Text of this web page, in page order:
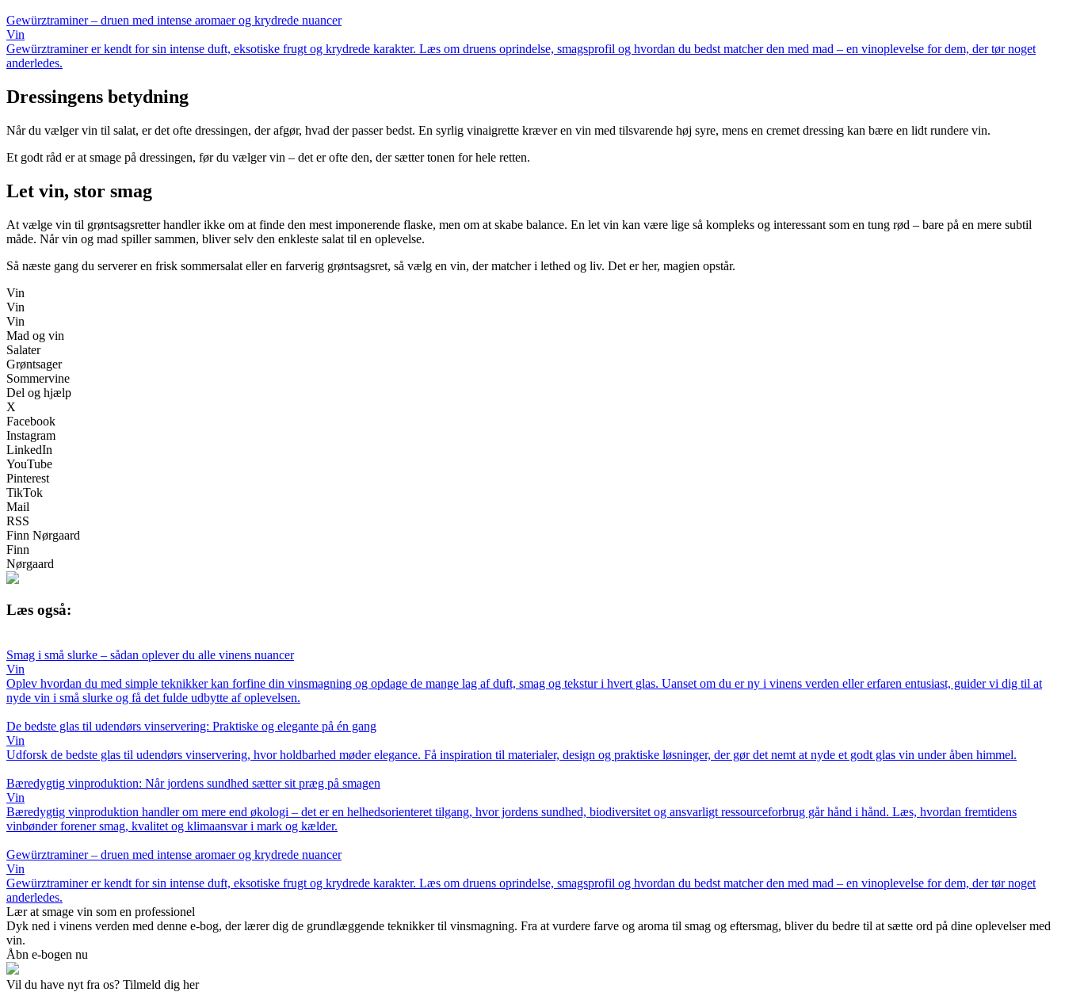
Gewürztraminer – druen med intense aromaer og krydrede nuancer
Vin
Gewürztraminer er kendt for sin intense duft, eksotiske frugt og krydrede karakter. Læs om druens oprindelse, smagsprofil og hvordan du bedst matcher den med mad – en vinoplevelse for dem, der tør noget
anderledes.
Dressingens betydning
Når du vælger vin til salat, er det ofte dressingen, der afgør, hvad der passer bedst. En syrlig vinaigrette kræver en vin med tilsvarende høj syre, mens en cremet dressing kan bære en lidt rundere vin.
Et godt råd er at smage på dressingen, før du vælger vin – det er ofte den, der sætter tonen for hele retten.
Let vin, stor smag
At vælge vin til grøntsagsretter handler ikke om at finde den mest imponerende flaske, men om at skabe balance. En let vin kan være lige så kompleks og interessant som en tung rød – bare på en mere subtil
måde. Når vin og mad spiller sammen, bliver selv den enkleste salat til en oplevelse.
Så næste gang du serverer en frisk sommersalat eller en farverig grøntsagsret, så vælg en vin, der matcher i lethed og liv. Det er her, magien opstår.
Vin
Vin
Vin
Mad og vin
Salater
Grøntsager
Sommervine
Del og hjælp
X
Facebook
Instagram
LinkedIn
YouTube
Pinterest
TikTok
Mail
RSS
Finn Nørgaard
Finn
Nørgaard
Læs også:
Smag i små slurke – sådan oplever du alle vinens nuancer
Vin
Oplev hvordan du med simple teknikker kan forfine din vinsmagning og opdage de mange lag af duft, smag og tekstur i hvert glas. Uanset om du er ny i vinens verden eller erfaren entusiast, guider vi dig til at
nyde vin i små slurke og få det fulde udbytte af oplevelsen.
De bedste glas til udendørs vinservering: Praktiske og elegante på én gang
Vin
Udforsk de bedste glas til udendørs vinservering, hvor holdbarhed møder elegance. Få inspiration til materialer, design og praktiske løsninger, der gør det nemt at nyde et godt glas vin under åben himmel.
Bæredygtig vinproduktion: Når jordens sundhed sætter sit præg på smagen
Vin
Bæredygtig vinproduktion handler om mere end økologi – det er en helhedsorienteret tilgang, hvor jordens sundhed, biodiversitet og ansvarligt ressourceforbrug går hånd i hånd. Læs, hvordan fremtidens
vinbønder forener smag, kvalitet og klimaansvar i mark og kælder.
Gewürztraminer – druen med intense aromaer og krydrede nuancer
Vin
Gewürztraminer er kendt for sin intense duft, eksotiske frugt og krydrede karakter. Læs om druens oprindelse, smagsprofil og hvordan du bedst matcher den med mad – en vinoplevelse for dem, der tør noget
anderledes.
Lær at smage vin som en professionel
Dyk ned i vinens verden med denne e-bog, der lærer dig de grundlæggende teknikker til vinsmagning. Fra at vurdere farve og aroma til smag og eftersmag, bliver du bedre til at sætte ord på dine oplevelser med
vin.
Åbn e-bogen nu
Vil du have nyt fra os? Tilmeld dig her